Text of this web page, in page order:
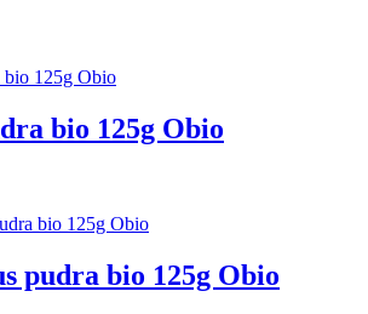
bio 125g Obio
pudra bio 125g Obio